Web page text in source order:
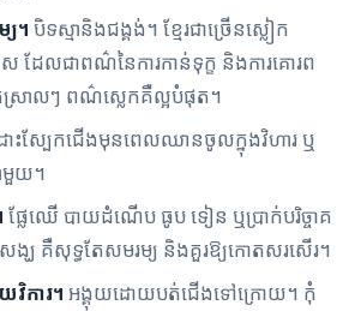
យ។ បិទស្មានិងជង្គង់។ ខ្មែរជាច្រើនស្លៀក
ែលជាពណ៌នៃការកាន់ទុក្ខ និងការគោរព
ក់ស្រាលៗ ពណ៌ស្លេកគឺល្អបំផុត។
ះស្បែកជើងមុនពេលឈានចូលក្នុងវិហារ ឬ
មួយ។
ផ្លែឈើ បាយដំណើប ធូប ទៀន ឬប្រាក់បរិច្ចាគ
ង្ឃ គឺសុទ្ធតែសមរម្យ និងគួរឱ្យកោតសរសើរ។
វិការ។ អង្គុយដោយបត់ជើងទៅក្រោយ។ កុំ